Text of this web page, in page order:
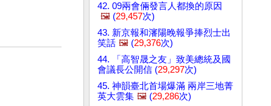
42. 09兩會倆發言人都換的原因
🖼️ (29,457次)
43. 新京報和瀋陽晚報爭捧烈士出
笑話 🖼️ (29,376次)
44. 「高智晟之友」致美總統及國
會議長公開信 (29,297次)
45. 神韻臺北首場爆滿 兩岸三地菁
英大雲集 🖼️ (29,286次)